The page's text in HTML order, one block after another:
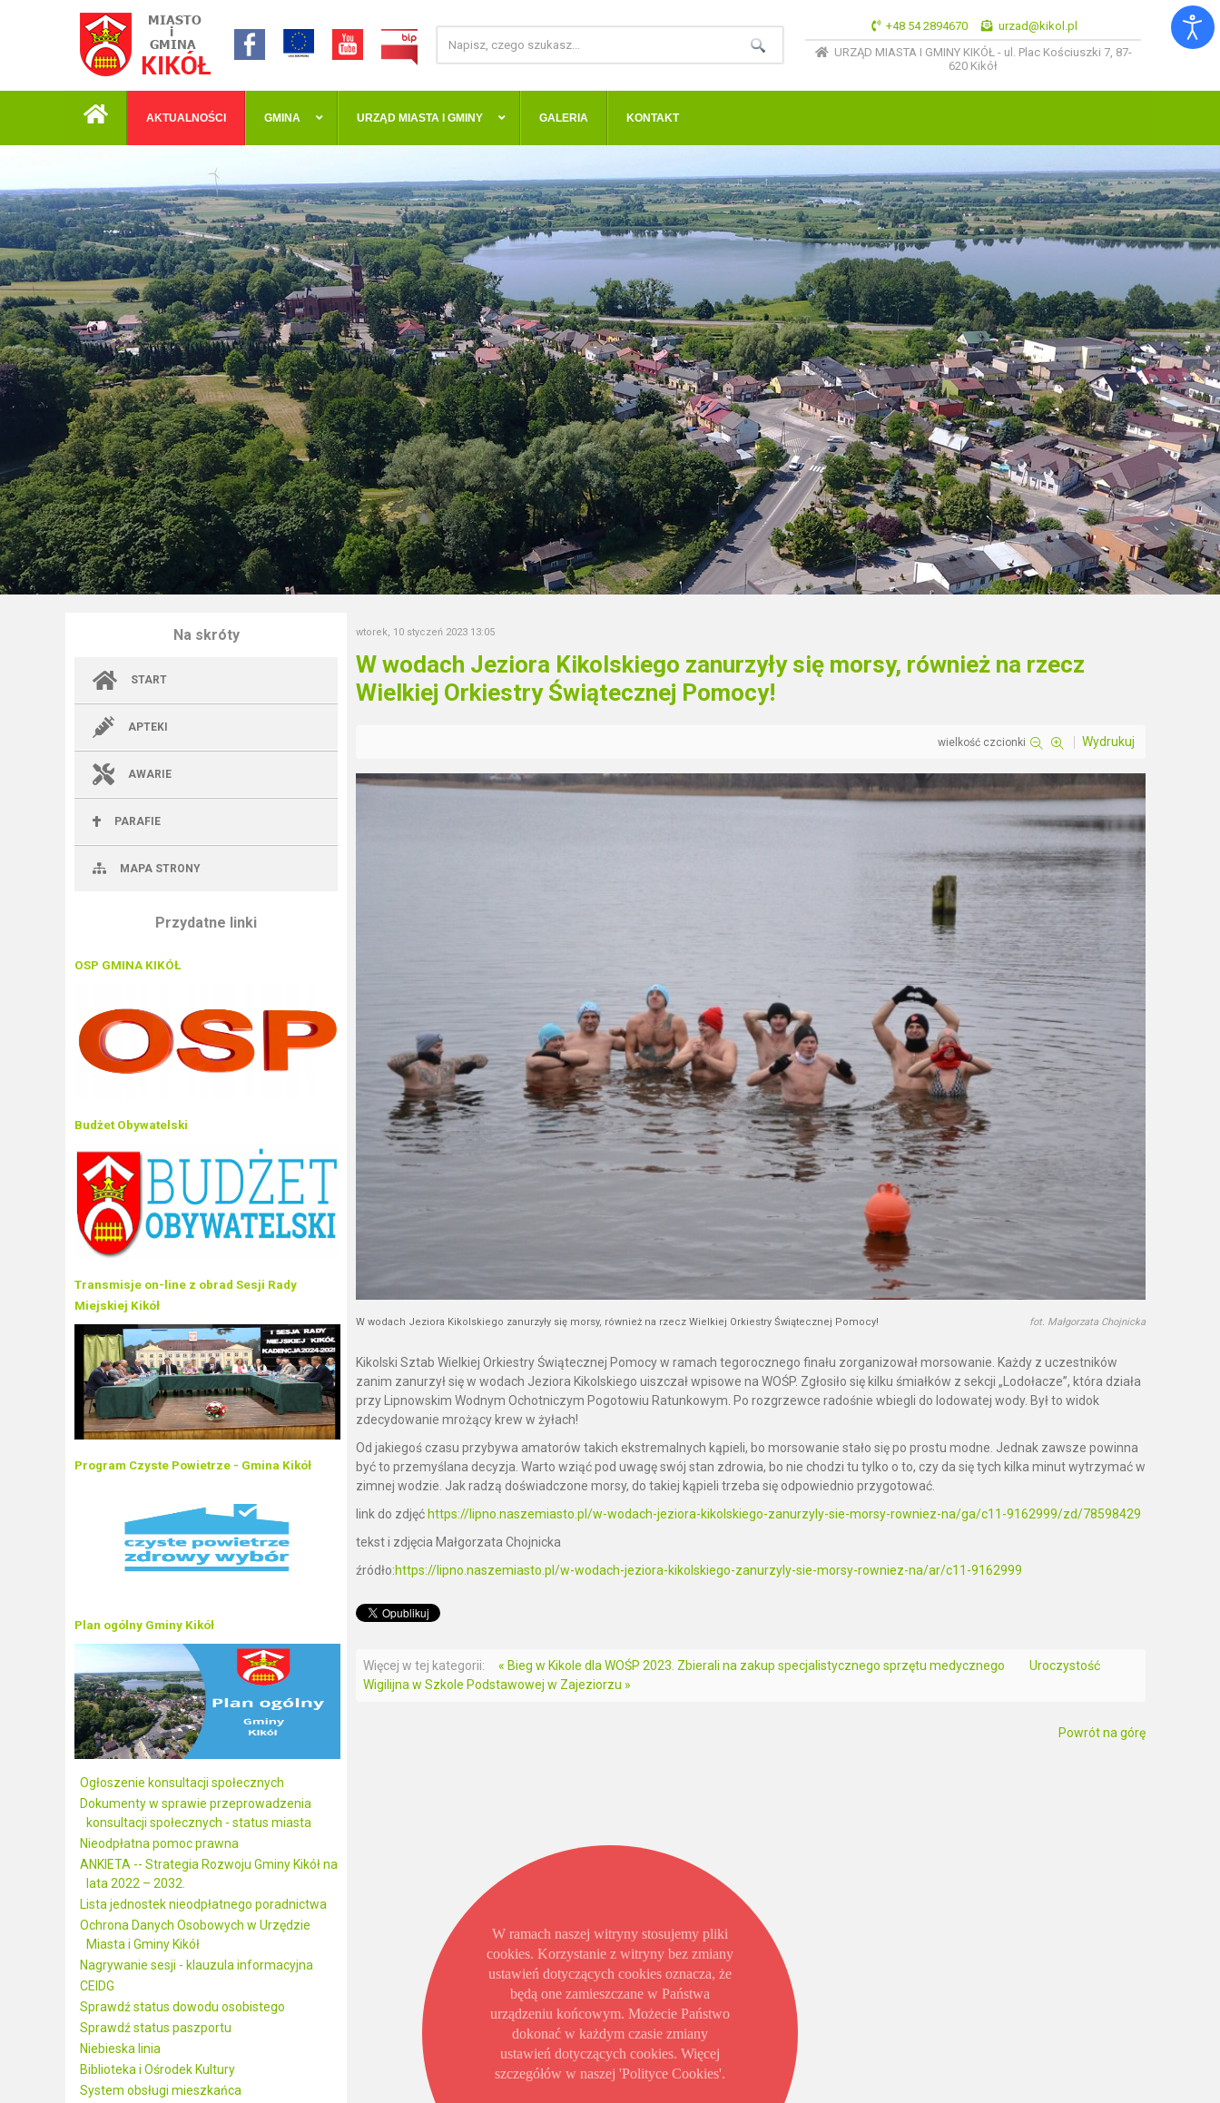
+48 54 2894670
urzad@kikol.pl
URZĄD MIASTA I GMINY KIKÓŁ - ul. Plac Kościuszki 7, 87-
620 Kikół
AKTUALNOŚCI GMINA URZĄD MIASTA I GMINY GALERIA KONTAKT
Na skróty
START
APTEKI
AWARIE
PARAFIE
MAPA STRONY
Przydatne linki
OSP GMINA KIKÓŁ
Budżet Obywatelski
Transmisje on-line z obrad Sesji Rady
Miejskiej Kikół
Program Czyste Powietrze - Gmina Kikół
Plan ogólny Gminy Kikół
Ogłoszenie konsultacji społecznych
Dokumenty w sprawie przeprowadzenia
konsultacji społecznych - status miasta
Nieodpłatna pomoc prawna
ANKIETA -- Strategia Rozwoju Gminy Kikół na
lata 2022 – 2032.
Lista jednostek nieodpłatnego poradnictwa
Ochrona Danych Osobowych w Urzędzie
Miasta i Gminy Kikół
Nagrywanie sesji - klauzula informacyjna
CEIDG
Sprawdź status dowodu osobistego
Sprawdź status paszportu
Niebieska linia
Biblioteka i Ośrodek Kultury
System obsługi mieszkańca
wtorek, 10 styczeń 2023 13:05
W wodach Jeziora Kikolskiego zanurzyły się morsy, również na rzecz
Wielkiej Orkiestry Świątecznej Pomocy!
wielkość czcionki Wydrukuj
W wodach Jeziora Kikolskiego zanurzyły się morsy, również na rzecz Wielkiej Orkiestry Świątecznej Pomocy! fot. Małgorzata Chojnicka
Kikolski Sztab Wielkiej Orkiestry Świątecznej Pomocy w ramach tegorocznego finału zorganizował morsowanie. Każdy z uczestników
zanim zanurzył się w wodach Jeziora Kikolskiego uiszczał wpisowe na WOŚP. Zgłosiło się kilku śmiałków z sekcji „Lodołacze”, która działa
przy Lipnowskim Wodnym Ochotniczym Pogotowiu Ratunkowym. Po rozgrzewce radośnie wbiegli do lodowatej wody. Był to widok
zdecydowanie mrożący krew w żyłach!
Od jakiegoś czasu przybywa amatorów takich ekstremalnych kąpieli, bo morsowanie stało się po prostu modne. Jednak zawsze powinna
być to przemyślana decyzja. Warto wziąć pod uwagę swój stan zdrowia, bo nie chodzi tu tylko o to, czy da się tych kilka minut wytrzymać w
zimnej wodzie. Jak radzą doświadczone morsy, do takiej kąpieli trzeba się odpowiednio przygotować.
link do zdjęć https://lipno.naszemiasto.pl/w-wodach-jeziora-kikolskiego-zanurzyly-sie-morsy-rowniez-na/ga/c11-9162999/zd/78598429
tekst i zdjęcia Małgorzata Chojnicka
źródło:https://lipno.naszemiasto.pl/w-wodach-jeziora-kikolskiego-zanurzyly-sie-morsy-rowniez-na/ar/c11-9162999
Więcej w tej kategorii: « Bieg w Kikole dla WOŚP 2023. Zbierali na zakup specjalistycznego sprzętu medycznego
Uroczystość
Wigilijna w Szkole Podstawowej w Zajeziorzu »
Powrót na górę
W ramach naszej witryny stosujemy pliki
cookies. Korzystanie z witryny bez zmiany
ustawień dotyczących cookies oznacza, że
będą one zamieszczane w Państwa
urządzeniu końcowym. Możecie Państwo
dokonać w każdym czasie zmiany
ustawień dotyczących cookies. Więcej
szczegółów w naszej 'Polityce Cookies'.